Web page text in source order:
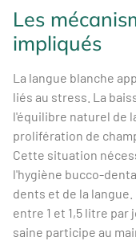
Les
impliqués
La langue blanche
liés au stress. La
l'équilibre naturel de
prolifération de
Cette situation
l'hygiène bucco-
dents et de la
entre 1 et 1,5 litre par
saine participe au